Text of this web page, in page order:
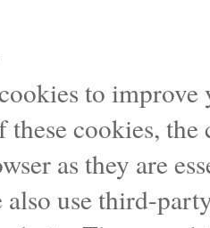
to
cookies,
as they are
use third-